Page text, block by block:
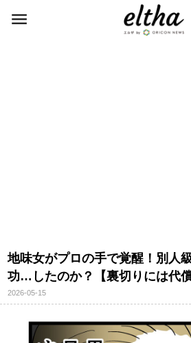
地味女がプロの手で覚醒！別人
功…したのか？【裏切りには代償
2026-05-15